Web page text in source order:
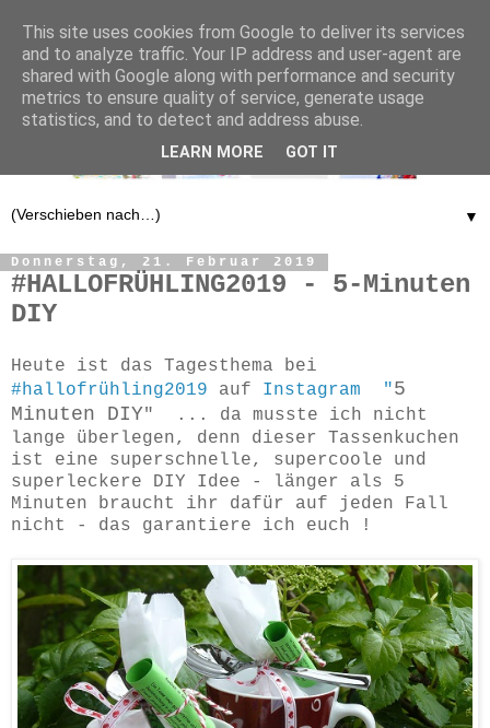
▼
Donnerstag, 21. Februar 2019
#HALLOFRÜHLING2019 - 5-Minuten
DIY
Heute ist das Tagesthema bei
#hallofrühling2019 auf Instagram "5
Minuten DIY" ... da musste ich nicht
lange überlegen, denn dieser Tassenkuchen
ist eine superschnelle, supercoole und
superleckere DIY Idee - länger als 5
Minuten braucht ihr dafür auf jeden Fall
nicht - das garantiere ich euch !
This site uses cookies from Google to deliver its services
and to analyze traffic. Your IP address and user-agent are
shared with Google along with performance and security
metrics to ensure quality of service, generate usage
statistics, and to detect and address abuse.
LEARN MORE GOT IT